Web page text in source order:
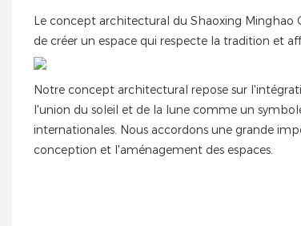
Le concept architectural du Shaoxing Minghao
de créer un espace qui respecte la tradition et
Notre concept architectural repose sur
l'union du soleil et de la lune comme un
internationales. Nous accordons une grande
conception et l'aménagement des espaces.